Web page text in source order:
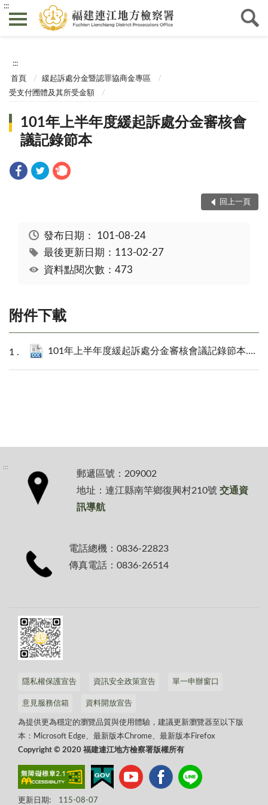
:::
:::
首頁
緩起訴處分金暨認罪協商金專區
受支付圑體及其所受金額
101年上半年度緩起訴處分金審核會
議記錄節本
回上一頁
發布日期： 101-08-24
最後更新日期：113-02-27
資料點閱次數：473
附件下載
101年上半年度緩起訴處分金審核會議記錄節本.doc
:::
郵遞區號：209002
地址：連江縣南竿鄉復興村210號 交通資
訊導航
電話總機：0836-22823
傳真電話：0836-26514
隱私權保護宣告 資訊安全政策宣告 單一申辦窗口
意見服務信箱 資料開放宣告
為提供更為穩定的瀏覽品質與使用體驗，建議更新瀏覽器至以下版
本：Microsoft Edge、最新版本Chrome、最新版本Firefox
Copyright © 2020 福建連江地方檢察署版權所有
更新日期: 115-08-07